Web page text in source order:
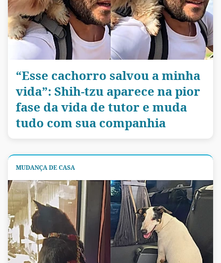
“Esse cachorro salvou a minha
vida”: Shih-tzu aparece na pior
fase da vida de tutor e muda
tudo com sua companhia
MUDANÇA DE CASA